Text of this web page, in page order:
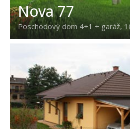
Nova 77
Poschodový dom 4+1 + garáž,